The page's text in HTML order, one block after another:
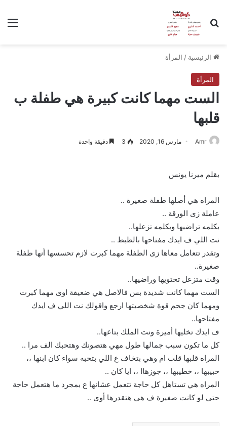
بحث عن
الرئيسية / المرأة
المرأة
الست مهما كانت كبيرة هي طفلة ب
قلبها
Amr مارس 16, 2020 3 دقيقة واحدة
بقلم ميرنا يونس
المراه هي أصلها طفلة صغيرة ..
عاملة زى الورقة ..
بكلمه تراضيها وبكلمه تزعلها..
نت اللي ف ايدك مفتاحها بالظبط ..
وتقدر تتعامل معاها زى الطفلة مهما كبرت لازم تحسسها أنها طفلة
صغيرة..
وقت متزعل تحتويها وراضيها..
الست مهما كانت شديدة بس فالاصل هي ضعيفة اوى مهما كبرت
ومهما كان جحم قوة شخصيتها ارجع واقولك نت اللي ف ايدك
مفتاحها..
ف ايدك تخليها أميرة ونت الملك بتاعها..
كل ما تكون سبب جمالها طول مهي هتصونك وهتحبك الف مرا ..
المراه قلبها قلب ام وهي بتخاف ع اللي بتحبه سواء كان ابنها ،،
حبيبها ،، خطيبها ،، جوزهاا ،، ايا كان ..
المراه هي تستاهل كل حاجة تتعمل عشانها ع بمجرد ما هتعمل حاجة
حتي لو كانت صغيرة ف هي هتقدرها أوى ..